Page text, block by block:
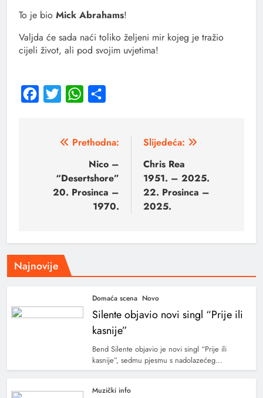
To je bio Mick Abrahams!
Valjda će sada naći toliko željeni mir kojeg je tražio
cijeli život, ali pod svojim uvjetima!
Facebook
Twitter WhatsApp
Prethodna:
Nico –
“Desertshore”
20. Prosinca –
1970.
Slijedeća:
Chris Rea
1951. – 2025.
22. Prosinca –
2025.
Najnovije
Domaća scena Novo
Silente objavio novi singl “Prije ili
kasnije”
Bend Silente objavio je novi singl “Prije ili
kasnije”, sedmu pjesmu s nadolazećeg…
Muzički info